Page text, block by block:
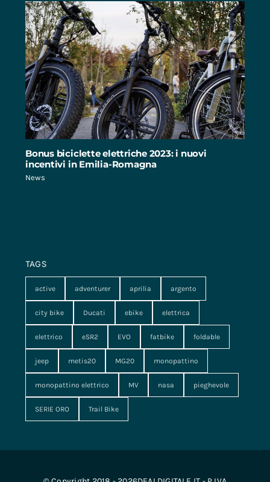
Bonus biciclette elettriche 2023: i nuovi
incentivi in Emilia-Romagna
News
TAGS
active adventurer aprilia argento
city bike Ducati ebike elettrica
elettrico eSR2 EVO fatbike foldable
jeep metis20 MG20 monopattino
monopattino elettrico MV nasa pieghevole
SERIE ORO Trail Bike